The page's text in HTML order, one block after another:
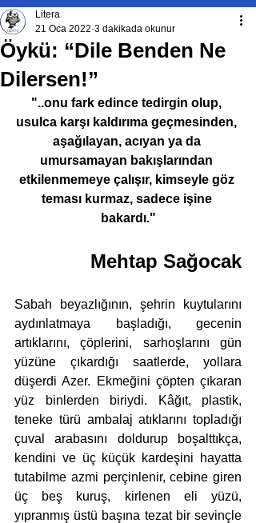
Öykü: “Dile Benden Ne
Dilersen!”
Litera
21 Oca 2022 3 dakikada okunur
"..onu fark edince tedirgin olup,
usulca karşı kaldırıma geçmesinden,
aşağılayan, acıyan ya da
umursamayan bakışlarından
etkilenmemeye çalışır, kimseyle göz
teması kurmaz, sadece işine
bakardı."
Mehtap Sağocak
Sabah beyazlığının, şehrin kuytularını
aydınlatmaya başladığı, gecenin
artıklarını, çöplerini, sarhoşlarını gün
yüzüne çıkardığı saatlerde, yollara
düşerdi Azer. Ekmeğini çöpten çıkaran
yüz binlerden biriydi. Kâğıt, plastik,
teneke türü ambalaj atıklarını topladığı
çuval arabasını doldurup boşalttıkça,
kendini ve üç küçük kardeşini hayatta
tutabilme azmi perçinlenir, cebine giren
üç beş kuruş, kirlenen eli yüzü,
yıpranmış üstü başına tezat bir sevinçle